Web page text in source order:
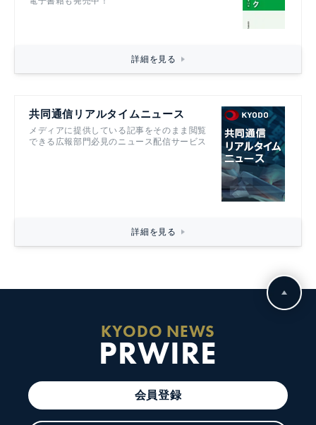
詳細を見る
共同通信リアルタイムニュース
メディアに提供している記事をそのまま閲覧
できる広報部門必見のニュース配信サービス
詳細を見る
KYODO NEWS
PRWIRE
会員登録